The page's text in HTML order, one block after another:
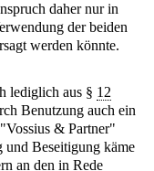
daher nur in
der beiden
werden könnte.
lediglich aus § 12
Benutzung auch ein
& Partner"
und Beseitigung käme
an den in Rede